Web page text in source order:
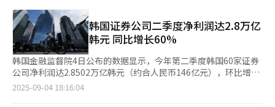
目标股价上调至2万韩元。 现代汽车证券也将百乐达斯股票投资评
级上调至“买入”，目标股价调整为2.4万韩元。韩华投资证券将
乐天旅游开发列为行业首选股，并预测新罗酒店有望凭借免税业务
扭转第二季度的低迷业绩。 三星证券研究员全钟圭（音）预
测：“中国游客赴韩经济效益取决于人均消费额与游客数量，预计
明年上半年游客数量将超越疫情前水平，但人均消费金额的全面恢
复仍需更多时间。”
料车的补贴与税收优惠，并加快物流枢纽和公共设施的高速充电网
络建设；产业和生活基础设施方面，则需要扩大“智慧绿色产业
园”等项目，建立与碳减排实绩挂钩的奖励机制，整合资金、税收
和咨询服务以支持环保设备引进，并提高产业危机地区企业设备投
资的税额抵免比例。 同时，韩经协呼吁通过放宽重建管制和在绿
色改造中给予容积率优惠来改善老旧住宅的能源性能与居住品质，
并主张扩大社会基础设施预算，加强三十年以上老旧公共设施的安
全与现代化改造，建立智慧维护体系，以提升国民的安全感并带动
着正确方向前进”，另有31%的受访者认为“走在错误方向上”。
从意识形态分布来看，进步派和中立派中选择“正确方向”的比例
分别达91%和65%；而保守派选择“错误方向”的比例达69%。
在政党支持率方面，共同民主党的支持率为43%，较上次调查上升
3个百分点。国民力量党支持率回升至20%，较上次上升1个百分
点，这也是自6月第四周以来该党支持率首次重回20%以上区间。
此前，国民力量党在7月第二周的调查中支持率曾跌至19%，创自
2020年9月以来首次跌破20%的纪录。祖国革新党支持率为5%，
韩国证券公司二季度净利润达2.8万亿
韩元 同比增长60%
韩国金融监督院4日公布的数据显示，今年第二季度韩国60家证券
公司净利润达2.8502万亿韩元（约合人民币146亿元），环比增长
16.7%，同比大幅增长60%。 金融监督院分析认为，在股市环境
2025-09-04 18:16:04